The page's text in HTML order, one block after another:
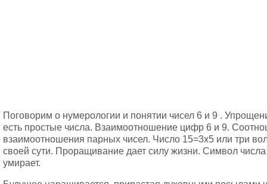
Поговорим о нумерологии и понятии чисел 6 и 9 .
есть простые числа. Взаимоотношение цифр 6 и 9.
взаимоотношения парных чисел. Число 15=3х5 или три
своей сути. Проращивание дает силу жизни. Символ
умирает.